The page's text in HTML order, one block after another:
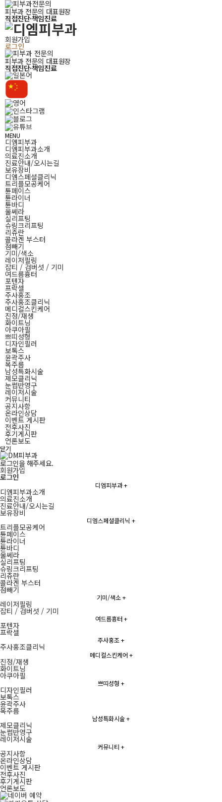
피부과 전문의 대표원장
직접진단·책임진료
회원가입
로그인
피부과 전문의 대표원장
직접진단·책임진료
MENU
디엠피부과
디엠피부과소개
의료진소개
진료안내/오시는길
보유장비
디엠스페셜클리닉
트리플모공케어
튠페이스
튠라이너
튠바디
울쎄라
실리프팅
슈링크리프팅
리쥬란
콜라겐 부스터
점빼기
기미/색소
레이저필링
잡티 / 검버섯 / 기미
여드름흉터
포텐자
프락셀
주사홍조
주사홍조클리닉
메디컬스킨케어
진정/재생
화이트닝
아쿠아필
쁘띠성형
디자인필러
보톡스
윤곽주사
목주름
남성특화시술
제모클리닉
눈썹반영구
레이저시술
커뮤니티
공지사항
온라인상담
이벤트 게시판
전후사진
후기게시판
언론보도
닫기
로그인을 해주세요.
회원가입
로그인
디엠피부과+
디엠피부과소개
의료진소개
진료안내/오시는길
보유장비
디엠스페셜클리닉 +
트리플모공케어
튠페이스
튠라이너
튠바디
울쎄라
실리프팅
슈링크리프팅
리쥬란
콜라겐 부스터
점빼기
기미/색소+
레이저필링
잡티 / 검버섯 / 기미
여드름흉터+
포텐자
프락셀
주사홍조+
주사홍조클리닉
메디컬스킨케어+
진정/재생
화이트닝
아쿠아필
쁘띠성형 +
디자인필러
보톡스
윤곽주사
목주름
남성특화시술+
제모클리닉
눈썹반영구
레이저시술
커뮤니티 +
공지사항
온라인상담
이벤트 게시판
전후사진
후기게시판
언론보도
퀵메뉴